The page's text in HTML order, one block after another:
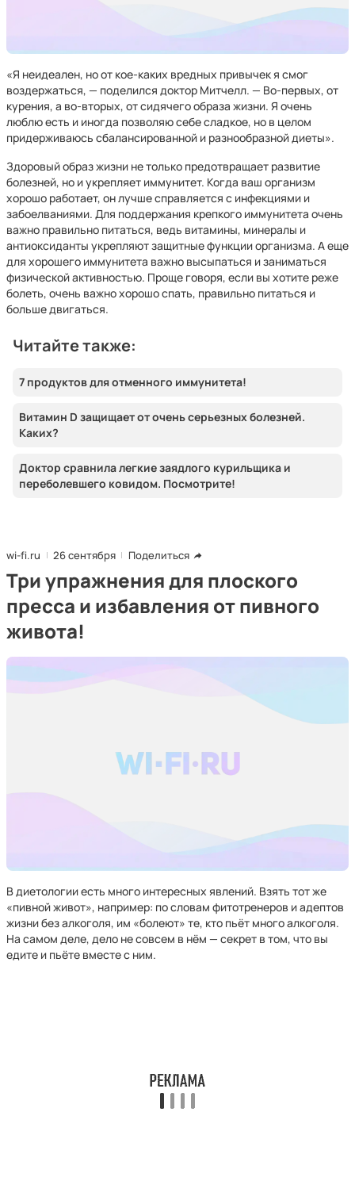
«Я неидеален, но от кое-каких вредных привычек я смог
воздержаться, — поделился доктор Митчелл. — Во-первых, от
курения, а во-вторых, от сидячего образа жизни. Я очень
люблю есть и иногда позволяю себе сладкое, но в целом
придерживаюсь сбалансированной и разнообразной диеты».
Здоровый образ жизни не только предотвращает развитие
болезней, но и укрепляет иммунитет. Когда ваш организм
хорошо работает, он лучше справляется с инфекциями и
забоелваниями. Для поддержания крепкого иммунитета очень
важно правильно питаться, ведь витамины, минералы и
антиоксиданты укрепляют защитные функции организма. А еще
для хорошего иммунитета важно высыпаться и заниматься
физической активностью. Проще говоря, если вы хотите реже
болеть, очень важно хорошо спать, правильно питаться и
больше двигаться.
Читайте также:
7 продуктов для отменного иммунитета!
Витамин D защищает от очень серьезных болезней.
Каких?
Доктор сравнила легкие заядлого курильщика и
переболевшего ковидом. Посмотрите!
wi-fi.ru 26 сентября Поделиться
Три упражнения для плоского
пресса и избавления от пивного
живота!
В диетологии есть много интересных явлений. Взять тот же
«пивной живот», например: по словам фитотренеров и адептов
жизни без алкоголя, им «болеют» те, кто пьёт много алкоголя.
На самом деле, дело не совсем в нём — секрет в том, что вы
едите и пьёте вместе с ним.